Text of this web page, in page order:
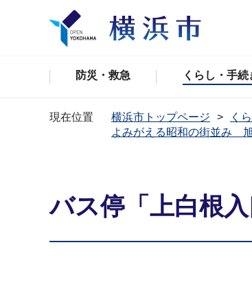
防災・救急 くらし・手続
現在位置 横浜市トップページ く
よみがえる昭和の街並み
バス停「上白根